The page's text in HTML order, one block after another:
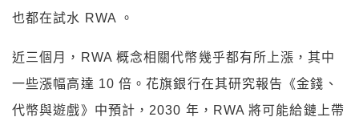
也都在試水 RWA 。
近三個月，RWA 概念相關代幣幾乎都有所上漲，其中
一些漲幅高達 10 倍。花旗銀行在其研究報告《金錢、
代幣與遊戲》中預計，2030 年，RWA 將可能給鏈上帶